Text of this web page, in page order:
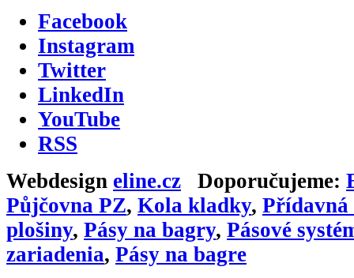
Facebook
Instagram
Twitter
LinkedIn
YouTube
RSS
Webdesign eline.cz Doporučujeme:
Půjčovna PZ, Kola kladky, Přídavná
plošiny, Pásy na bagry, Pásové
zariadenia, Pásy na bagre